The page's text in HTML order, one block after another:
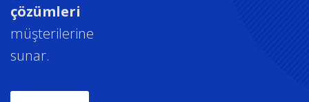
çözümleri
müşterilerine
sunar.